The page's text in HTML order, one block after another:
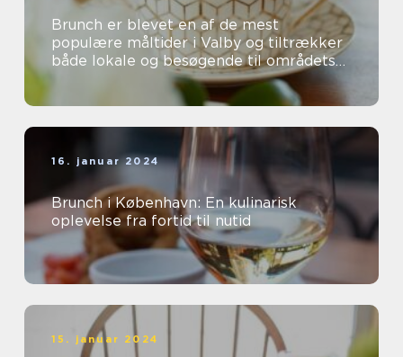
Brunch er blevet en af de mest
populære måltider i Valby og tiltrækker
både lokale og besøgende til områdets
mange charmerende caféer og
16. januar 2024
Brunch i København: En kulinarisk
oplevelse fra fortid til nutid
15. januar 2024